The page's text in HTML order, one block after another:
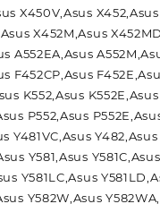
X450V,Asus
X452M,Asus
A552EA,Asus
F452CP,Asus
K552,Asus
P552,Asus
Y481VC,Asus
Y581,Asus
Y581LC,Asus
Y582W,Asus